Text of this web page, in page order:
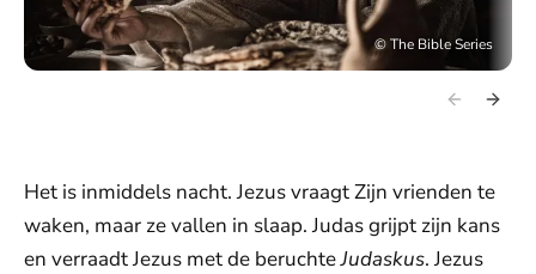
©The Bible Series
Het is inmiddels nacht. Jezus vraagt Zijn vrienden te
waken, maar ze vallen in slaap. Judas grijpt zijn kans
en verraadt Jezus met de beruchteJudaskus. Jezus